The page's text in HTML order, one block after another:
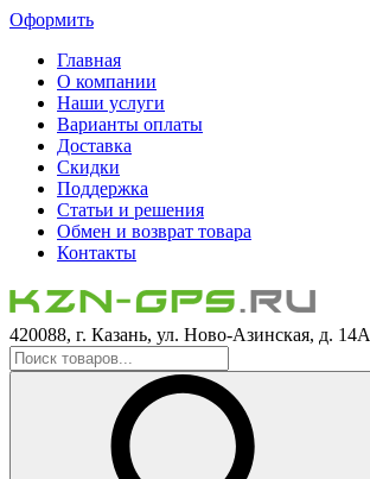
Оформить
Главная
О компании
Наши услуги
Варианты оплаты
Доставка
Скидки
Поддержка
Статьи и решения
Обмен и возврат товара
Контакты
420088, г. Казань, ул. Ново-Азинская, д. 14А